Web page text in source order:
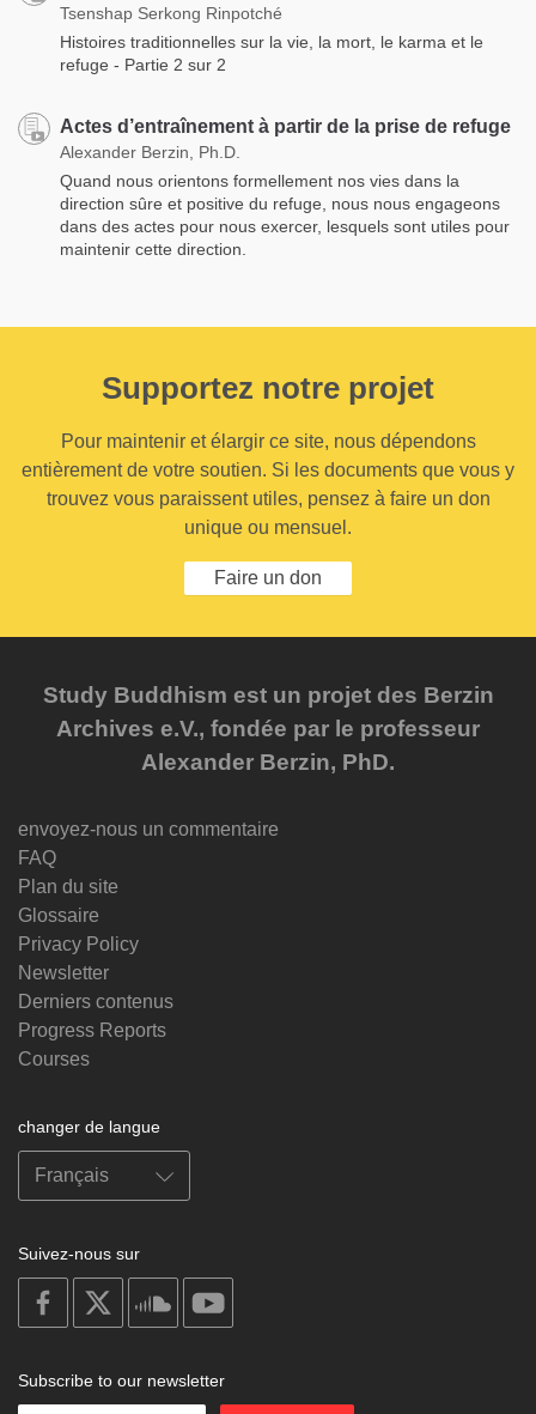
Tsenshap Serkong Rinpotché
Histoires traditionnelles sur la vie, la mort, le karma et le
refuge - Partie 2 sur 2
Actes d’entraînement à partir de la prise de refuge
Alexander Berzin, Ph.D.
Quand nous orientons formellement nos vies dans la
direction sûre et positive du refuge, nous nous engageons
dans des actes pour nous exercer, lesquels sont utiles pour
maintenir cette direction.
Supportez notre projet
Pour maintenir et élargir ce site, nous dépendons
entièrement de votre soutien. Si les documents que vous y
trouvez vous paraissent utiles, pensez à faire un don
unique ou mensuel.
Faire un don
Study Buddhism est un projet des Berzin
Archives e.V., fondée par le professeur
Alexander Berzin, PhD.
envoyez-nous un commentaire
FAQ
Plan du site
Glossaire
Privacy Policy
Newsletter
Derniers contenus
Progress Reports
Courses
changer de langue
Suivez-nous sur
on
facebook
soundcloud
Subscribe to our newsletter